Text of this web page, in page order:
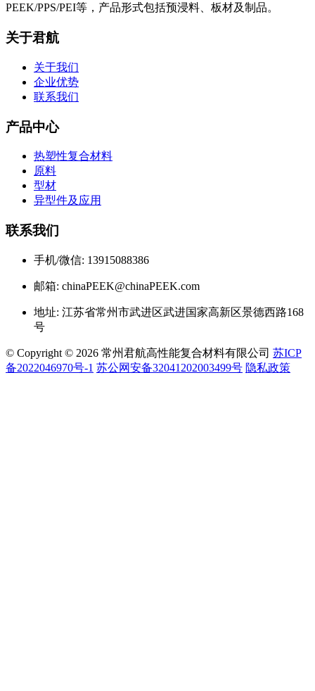
PEEK/PPS/PEI等，产品形式包括预浸料、板材及制品。
关于君航
关于我们
企业优势
联系我们
产品中心
热塑性复合材料
原料
型材
异型件及应用
联系我们
手机/微信: 13915088386
邮箱: chinaPEEK@chinaPEEK.com
地址: 江苏省常州市武进区武进国家高新区景德西路168
号
© Copyright © 2026 常州君航高性能复合材料有限公司 苏ICP
备2022046970号-1 苏公网安备32041202003499号 隐私政策